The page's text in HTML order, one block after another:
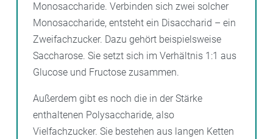
Monosaccharide. Verbinden sich zwei solcher
Monosaccharide, entsteht ein Disaccharid – ein
Zweifachzucker. Dazu gehört beispielsweise
Saccharose. Sie setzt sich im Verhältnis 1:1 aus
Glucose und Fructose zusammen.
Außerdem gibt es noch die in der Stärke
enthaltenen Polysaccharide, also
Vielfachzucker. Sie bestehen aus langen Ketten